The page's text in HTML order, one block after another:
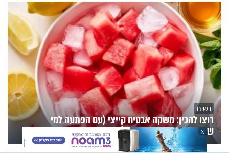
נשים
רוצו להכין: משקה אבטיח קייצי (עם הפתעה למי
שרוצה להיראות צעיר יותר)
X